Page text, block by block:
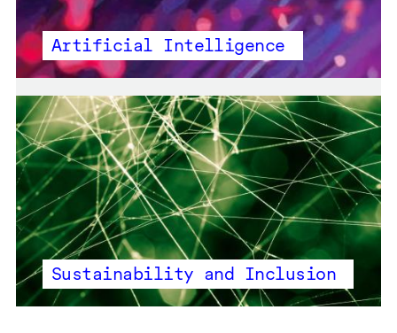
Artificial Intelligence
Sustainability and Inclusion